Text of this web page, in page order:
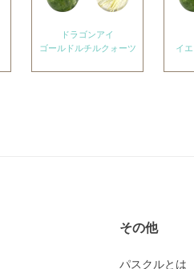
ドラゴンアイ
ゴールドルチルクォーツ
イ
その他
パスクルとは